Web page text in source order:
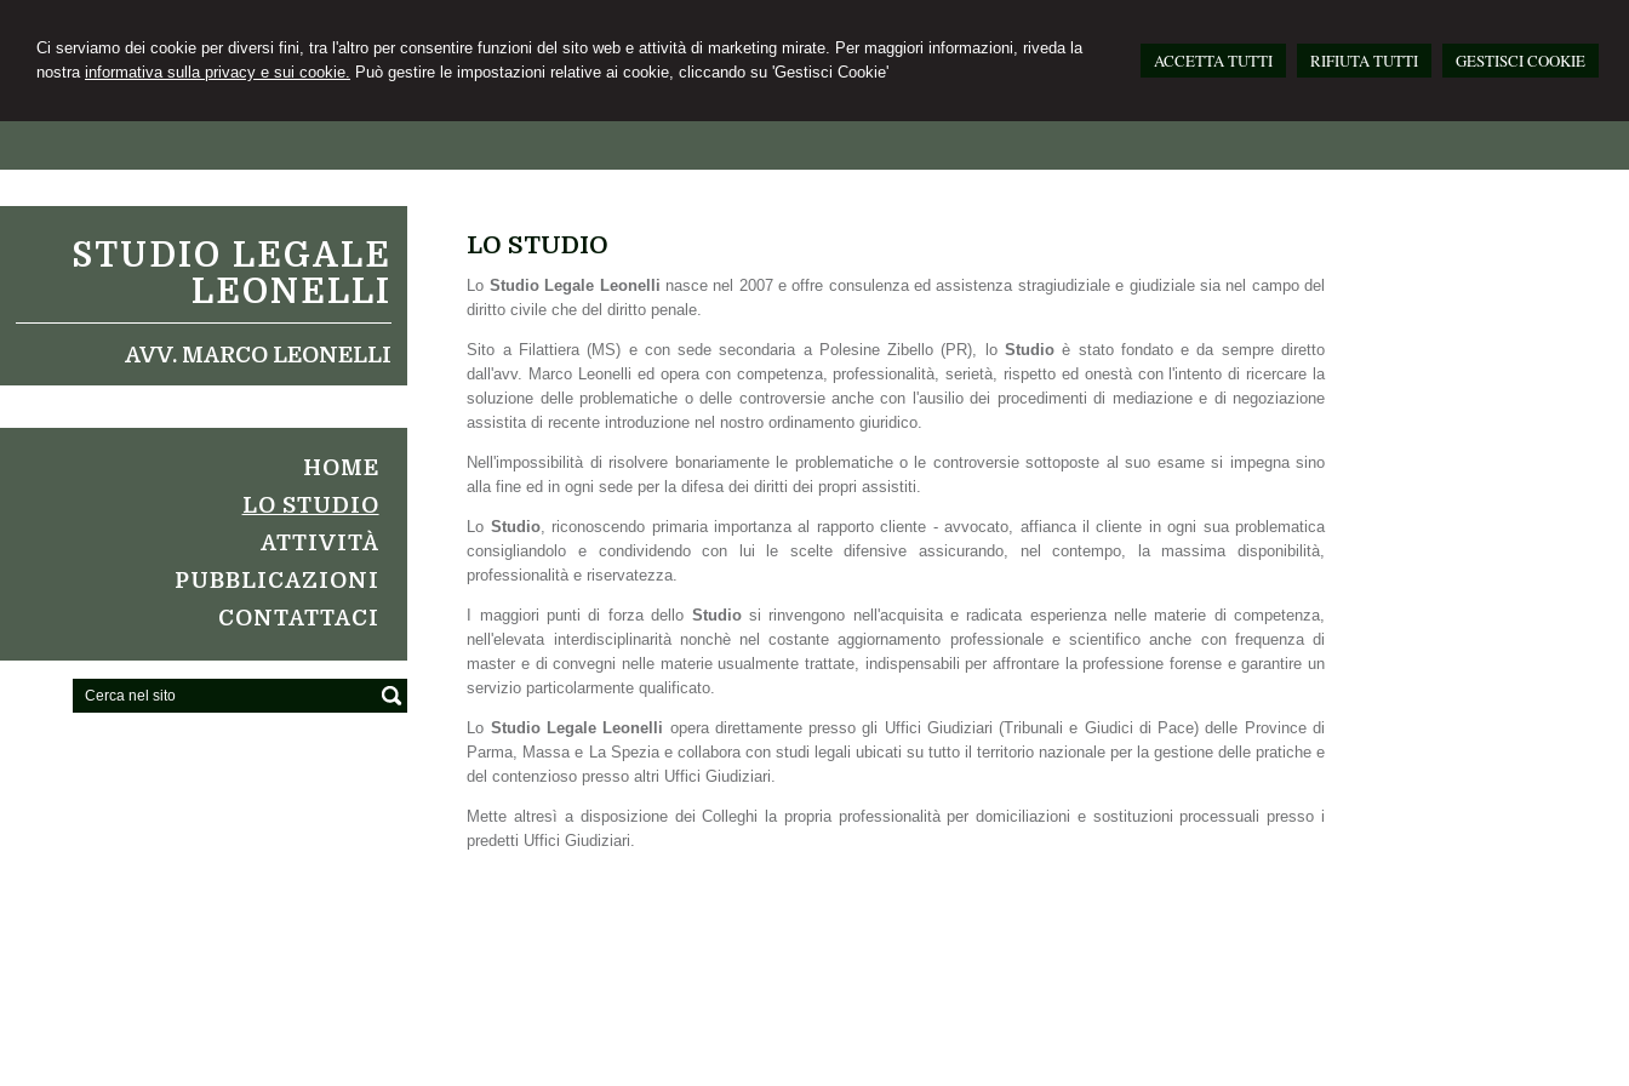
Ci serviamo dei cookie per diversi fini, tra l'altro per consentire funzioni del sito web e attività di marketing mirate. Per maggiori informazioni, riveda la
nostra informativa sulla privacy e sui cookie. Può gestire le impostazioni relative ai cookie, cliccando su 'Gestisci Cookie'
ACCETTA TUTTI RIFIUTA TUTTI GESTISCI COOKIE
STUDIO LEGALE
LEONELLI
AVV. MARCO LEONELLI
HOME
LO STUDIO
ATTIVITÀ
PUBBLICAZIONI
CONTATTACI
LO STUDIO
Lo Studio Legale Leonelli nasce nel 2007 e offre consulenza ed assistenza stragiudiziale e giudiziale sia nel campo del
diritto civile che del diritto penale.
Sito a Filattiera (MS) e con sede secondaria a Polesine Zibello (PR), loStudio è stato fondato e da sempre diretto
dall'avv. Marco Leonelli ed opera con competenza, professionalità, serietà, rispetto ed onestà con l'intento di ricercare la
soluzione delle problematiche o delle controversie anche con l'ausilio dei procedimenti di mediazione e di negoziazione
assistita di recente introduzione nel nostro ordinamento giuridico.
Nell'impossibilità di risolvere bonariamente le problematiche o le controversie sottoposte al suo esame si impegna sino
alla fine ed in ogni sede per la difesa dei diritti dei propri assistiti.
Lo Studio, riconoscendo primaria importanza al rapporto cliente - avvocato, affianca il cliente in ogni sua problematica
consigliandolo e condividendo con lui le scelte difensive assicurando, nel contempo, la massima disponibilità,
professionalità e riservatezza.
I maggiori punti di forza dello Studiosi rinvengono nell'acquisita e radicata esperienza nelle materie di competenza,
nell'elevata interdisciplinarità nonchè nel costante aggiornamento professionale e scientifico anche con frequenza di
master e di convegni nelle materie usualmente trattate, indispensabili per affrontare la professione forense e garantire un
servizio particolarmente qualificato.
Lo Studio Legale Leonelli opera direttamente presso gli Uffici Giudiziari (Tribunali e Giudici di Pace) delle Province di
Parma, Massa e La Spezia e collabora con studi legali ubicati su tutto il territorio nazionale per la gestione delle pratiche e
del contenzioso presso altri Uffici Giudiziari.
Mette altresì a disposizione dei Colleghi la propria professionalità per domiciliazioni e sostituzioni processuali presso i
predetti Uffici Giudiziari.